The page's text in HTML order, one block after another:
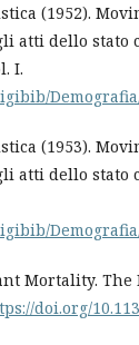
(1952).
atti dello
I.
Demografia/
(1953).
atti dello stato
Demografia/
Mortality.
doi.org/